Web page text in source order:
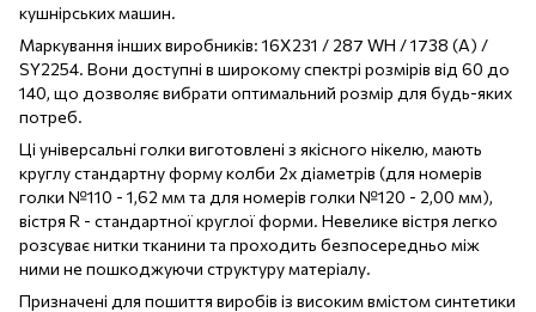
кушнірських машин.
Маркування інших виробників: 16X231 / 287 WH / 1738 (A) /
SY2254. Вони доступні в широкому спектрі розмірів від 60 до
140, що дозволяє вибрати оптимальний розмір для будь-яких
потреб.
Ці універсальні голки виготовлені з якісного нікелю, мають
круглу стандартну форму колби 2х діаметрів (для номерів
голки №110 - 1,62 мм та для номерів голки №120 - 2,00 мм),
вістря R - стандартної круглої форми. Невелике вістря легко
розсуває нитки тканини та проходить безпосередньо між
ними не пошкоджуючи структуру матеріалу.
Призначені для пошиття виробів із високим вмістом синтетики